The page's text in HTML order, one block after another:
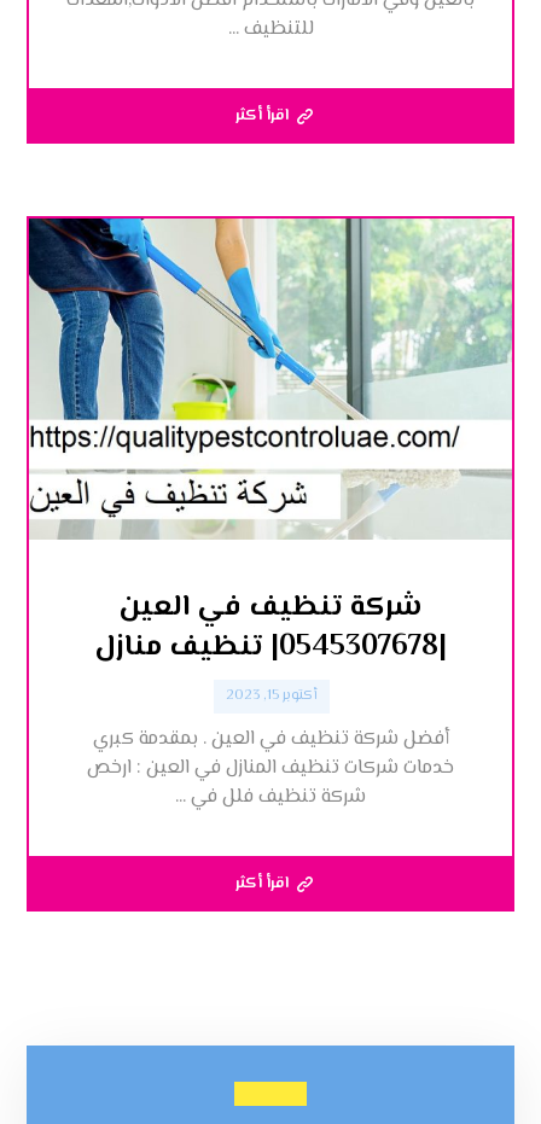
للتنظيف ...
اقرأ أكثر
شركة تنظيف في العين
|0545307678| تنظيف منازل
أكتوبر 15, 2023
أفضل شركة تنظيف في العين . بمقدمة كبري
خدمات شركات تنظيف المنازل في العين : ارخص
شركة تنظيف فلل في ...
اقرأ أكثر